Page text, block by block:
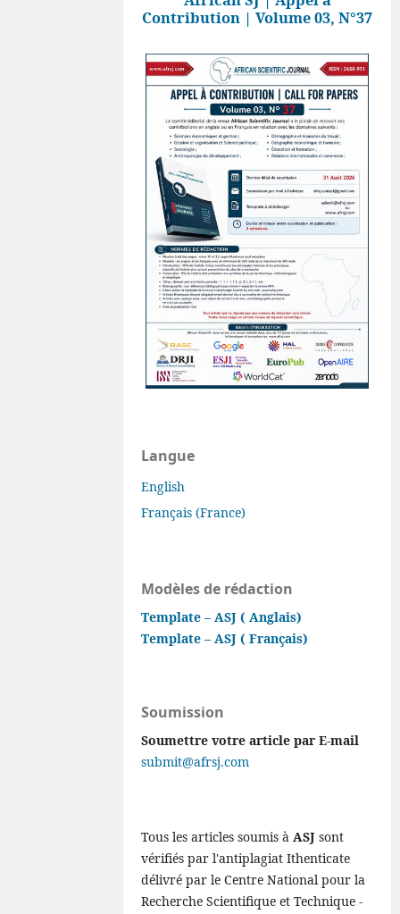
Contribution | Volume 03, N°37
Langue
English
Français (France)
Modèles de rédaction
Template – ASJ ( Anglais)
Template – ASJ ( Français)
Soumission
Soumettre votre article par E-mail
submit@afrsj.com
Tous les articles soumis àASJ sont
vérifiés par l'antiplagiat Ithenticate
délivré par le Centre National pour la
Recherche Scientifique et Technique -